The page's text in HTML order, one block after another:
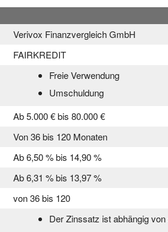
Verivox Finanzvergleich GmbH
FAIRKREDIT
Freie Verwendung
Umschuldung
Ab 5.000 € bis 80.000 €
Von 36 bis 120 Monaten
Ab 6,50 % bis 14,90 %
Ab 6,31 % bis 13,97 %
von 36 bis 120
Der Zinssatz ist abhängig von